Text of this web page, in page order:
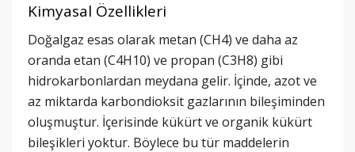
Kimyasal Özellikleri
Doğalgaz esas olarak metan (CH4) ve daha az
oranda etan (C4H10) ve propan (C3H8) gibi
hidrokarbonlardan meydana gelir. İçinde, azot ve
az miktarda karbondioksit gazlarının bileşiminden
oluşmuştur. İçerisinde kükürt ve organik kükürt
bileşikleri yoktur. Böylece bu tür maddelerin